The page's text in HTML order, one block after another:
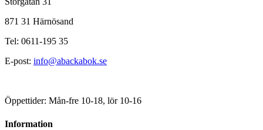
871 31 Härnösand
Tel: 0611-195 35
E-post: info@abackabok.se
Öppettider: Mån-fre 10-18, lör 10-16
Information